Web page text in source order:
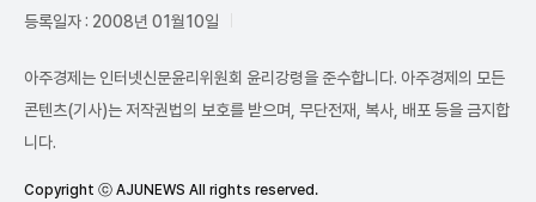
등록일자 : 2008년 01월10일
아주경제는 인터넷신문윤리위원회 윤리강령을 준수합니다. 아주경제의 모든
콘텐츠(기사)는 저작권법의 보호를 받으며, 무단전재, 복사, 배포 등을 금지합
니다.
Copyright ⓒ AJUNEWS All rights reserved.